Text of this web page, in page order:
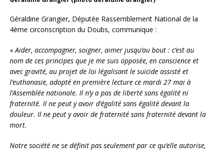
Géraldine Grangier, Députée Rassemblement National de la
4ème circonscription du Doubs, communique :
«Aider, accompagner, soigner, aimer jusqu’au bout : c’est au
nom de ces principes que je me suis opposée, en conscience et
avec gravité, au projet de loi légalisant le suicide assisté et
l’euthanasie, adopté en première lecture ce mardi 27 mai à
l’Assemblée nationale. Il n’y a pas de liberté sans égalité ni
fraternité. Il ne peut y avoir d’égalité sans égalité devant la
douleur. Il ne peut y avoir de fraternité sans fraternité devant la
mort.
Notre société ne se définit pas seulement par ce qu’elle autorise,